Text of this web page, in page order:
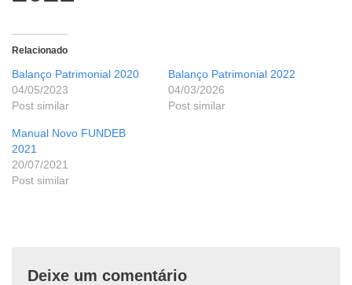
Relacionado
Balanço Patrimonial 2020
04/05/2023
Post similar
Balanço Patrimonial 2022
04/03/2026
Post similar
Manual Novo FUNDEB
2021
20/07/2021
Post similar
Deixe um comentário